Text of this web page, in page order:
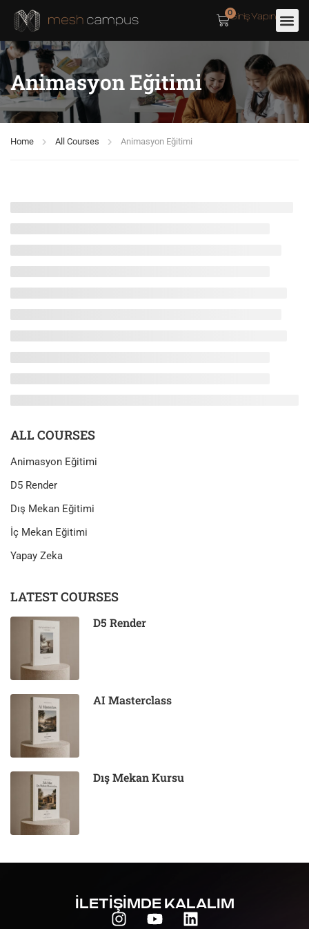
Giriş Yapın
0
Animasyon Eğitimi
Home All Courses Animasyon Eğitimi
ALL COURSES
Animasyon Eğitimi
D5 Render
Dış Mekan Eğitimi
İç Mekan Eğitimi
Yapay Zeka
LATEST COURSES
D5 Render
AI Masterclass
Dış Mekan Kursu
İLETİŞİMDE KALALIM